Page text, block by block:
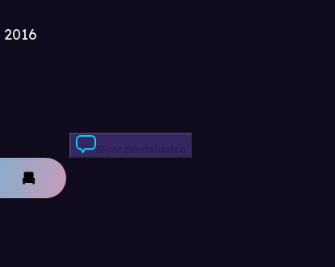
Skriv anmeldelse
2016